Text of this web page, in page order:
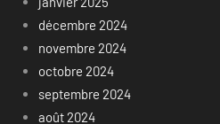
décembre 2024
novembre 2024
octobre 2024
septembre 2024
août 2024